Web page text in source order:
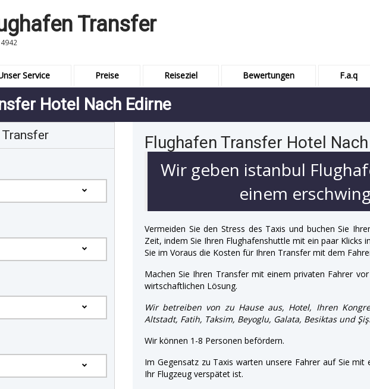
Transfer
Service Preise Reiseziel Bewertungen F.a.q
Hotel Nach Edirne
Flughafen Transfer Hotel
Wir geben istanbul
einem
Vermeiden Sie den Stress des Taxis und buchen Sie
Zeit, indem Sie Ihren Flughafenshuttle mit ein paar Klicks
Sie im Voraus die Kosten für Ihren Transfer mit dem
Machen Sie Ihren Transfer mit einem privaten Fahrer
wirtschaftlichen Lösung.
Wir betreiben von zu Hause aus, Hotel, Ihren
Altstadt, Fatih, Taksim, Beyoglu, Galata, Besiktas und
Wir können 1-8 Personen befördern.
Im Gegensatz zu Taxis warten unsere Fahrer auf Sie
Ihr Flugzeug verspätet ist.